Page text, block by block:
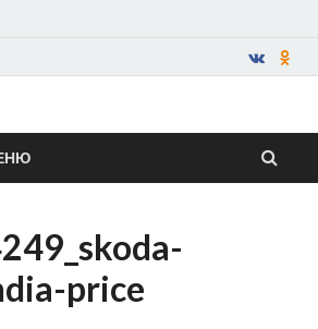
ForPost —
Авто
price